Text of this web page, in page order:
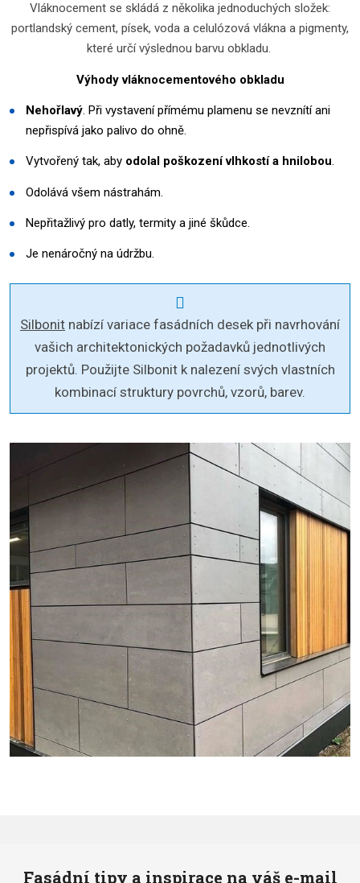
Vláknocement se skládá z několika jednoduchých složek:
portlandský cement, písek, voda a celulózová vlákna a pigmenty,
které určí výslednou barvu obkladu.
Výhody vláknocementového obkladu
Nehořlavý. Při vystavení přímému plamenu se nevznítí ani
nepřispívá jako palivo do ohně.
Vytvořený tak, aby odolal poškození vlhkostí a hnilobou.
Odolává všem nástrahám.
Nepřitažlivý pro datly, termity a jiné škůdce.
Je nenáročný na údržbu.
Silbonit nabízí variace fasádních desek při navrhování
vašich architektonických požadavků jednotlivých
projektů. Použijte Silbonit k nalezení svých vlastních
kombinací struktury povrchů, vzorů, barev.
Fasádní tipy a inspirace na váš e-mail